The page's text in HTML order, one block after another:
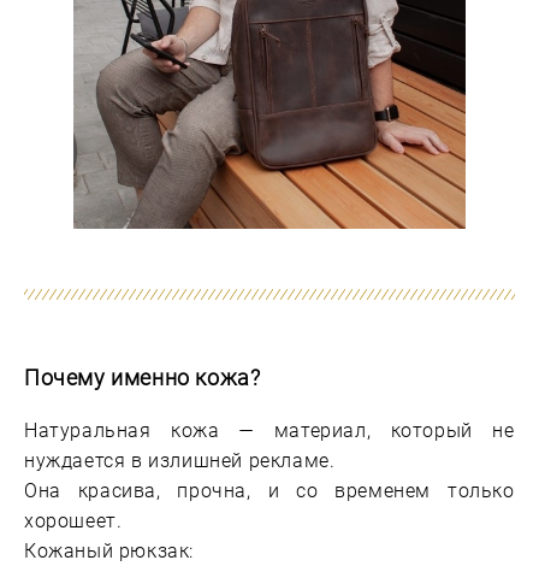
Почему именно кожа?
Натуральная кожа — материал, который не
нуждается в излишней рекламе.
Она красива, прочна, и со временем только
хорошеет.
Кожаный рюкзак: